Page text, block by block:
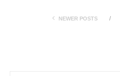
NEWER POSTS